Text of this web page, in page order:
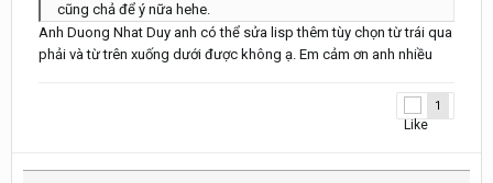
cũng chả để ý nữa hehe.
Anh Duong Nhat Duy anh có thể sửa lisp thêm tùy chọn từ trái qua
phải và từ trên xuống dưới được không ạ. Em cảm ơn anh nhiều
1